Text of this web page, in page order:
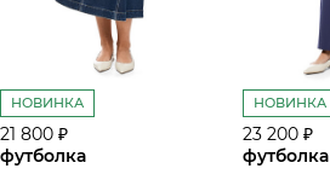
НОВИНКА
21 800 ₽
футболка
НОВИНКА
23 200 ₽
футболка